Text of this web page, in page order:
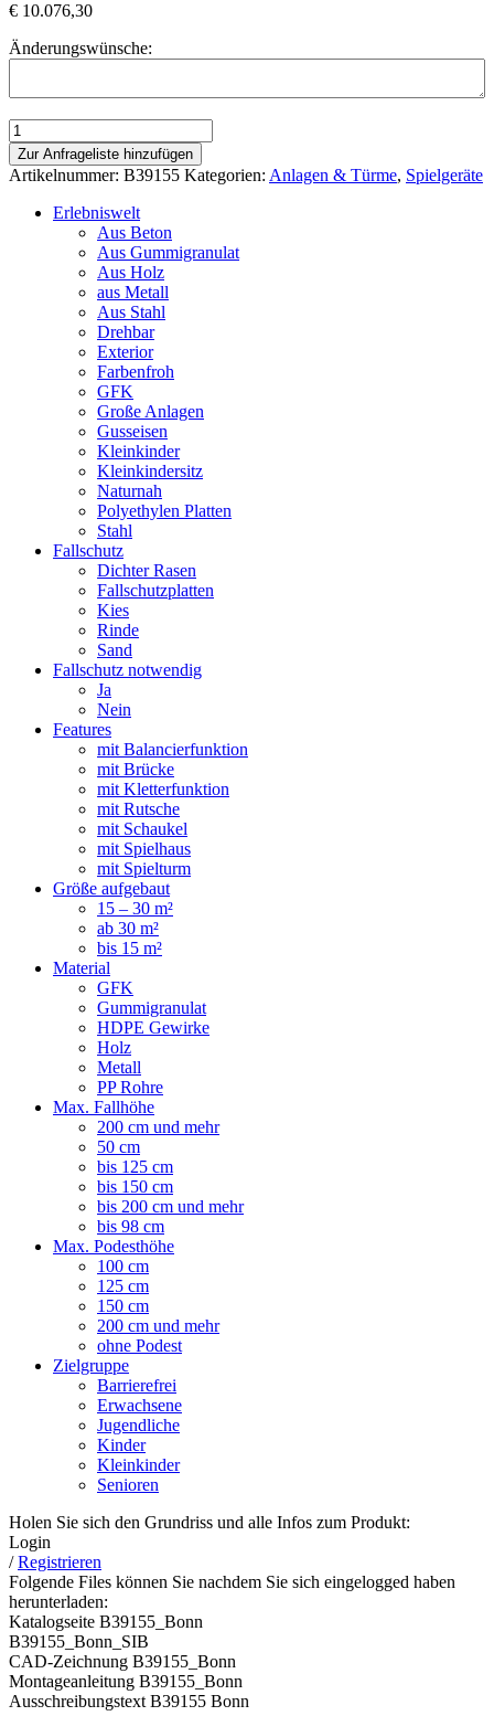
€ 10.076,30
Änderungswünsche:
Spielanlage
Bonn
mit
Dächer,
GFK
Rutsche
Balancierübergang
Zur Anfrageliste hinzufügen
Artikelnummer: B39155 Kategorien: Anlagen & Türme, Spielgeräte
Erlebniswelt
Aus Beton
Aus Gummigranulat
Aus Holz
aus Metall
Aus Stahl
Drehbar
Exterior
Farbenfroh
GFK
Große Anlagen
Gusseisen
Kleinkinder
Kleinkindersitz
Naturnah
Polyethylen Platten
Stahl
Fallschutz
Dichter Rasen
Fallschutzplatten
Kies
Rinde
Sand
Fallschutz notwendig
Ja
Nein
Features
mit Balancierfunktion
mit Brücke
mit Kletterfunktion
mit Rutsche
mit Schaukel
mit Spielhaus
mit Spielturm
Größe aufgebaut
15 – 30 m²
ab 30 m²
bis 15 m²
Material
GFK
Gummigranulat
HDPE Gewirke
Holz
Metall
PP Rohre
Max. Fallhöhe
200 cm und mehr
50 cm
bis 125 cm
bis 150 cm
bis 200 cm und mehr
bis 98 cm
Max. Podesthöhe
100 cm
125 cm
150 cm
200 cm und mehr
ohne Podest
Zielgruppe
Barrierefrei
Erwachsene
Jugendliche
Kinder
Kleinkinder
Senioren
Holen Sie sich den Grundriss und alle Infos zum Produkt:
Login
/Registrieren
Folgende Files können Sie nachdem Sie sich eingelogged haben
herunterladen:
Katalogseite B39155_Bonn
B39155_Bonn_SIB
CAD-Zeichnung B39155_Bonn
Montageanleitung B39155_Bonn
Ausschreibungstext B39155 Bonn